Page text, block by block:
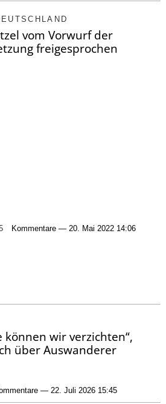
vom Vorwurf der
freigesprochen
Kommentare — 20. Mai 2022 14:06
können wir verzichten“,
über Auswanderer
— 22. Juli 2026 15:45